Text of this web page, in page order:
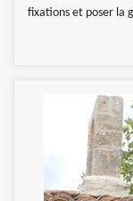
fixations et poser la